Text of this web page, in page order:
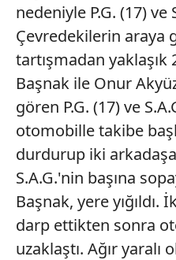
nedeniyle P.G. (17) ve
Çevredekilerin araya
tartışmadan
Başnak ile Onur
gören P.G. (17) ve
otomobille takibe
durdurup iki
S.A.G.'nin başına
Başnak, yere
darp ettikten sonra
uzaklaştı. Ağır yaralı